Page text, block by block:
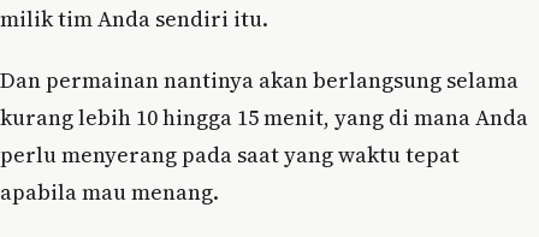
milik tim Anda sendiri itu.
Dan permainan nantinya akan berlangsung selama
kurang lebih 10 hingga 15 menit, yang di mana Anda
perlu menyerang pada saat yang waktu tepat
apabila mau menang.